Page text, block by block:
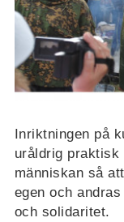
Inriktningen på
uråldrig praktisk
människan så
egen och
och solidaritet.